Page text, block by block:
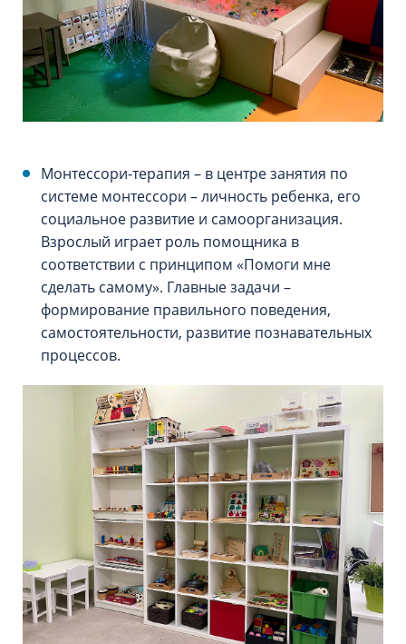
Монтессори-терапия – в центре занятия по
системе монтессори – личность ребенка, его
социальное развитие и самоорганизация.
Взрослый играет роль помощника в
соответствии с принципом «Помоги мне
сделать самому». Главные задачи –
формирование правильного поведения,
самостоятельности, развитие познавательных
процессов.